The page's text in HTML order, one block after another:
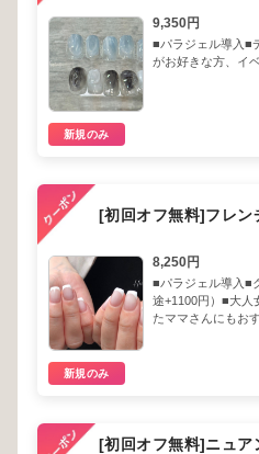
9,350円
■パラジェル導入■
がお好きな方、イ
新規のみ
[初回オフ無料]フレン
8,250円
■パラジェル導入■
途+1100円）■大人
たママさんにもお
新規のみ
[初回オフ無料]ニュ